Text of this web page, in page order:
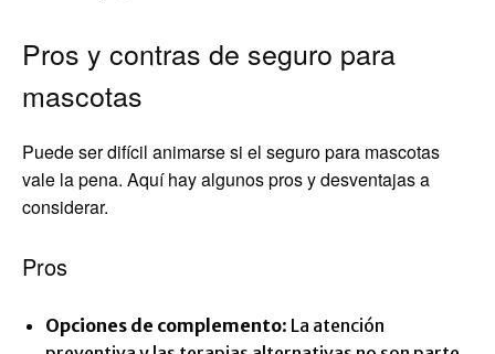
Pros y contras de seguro para
mascotas
Puede ser difícil animarse si el seguro para mascotas
vale la pena. Aquí hay algunos pros y desventajas a
considerar.
Pros
Opciones de complemento: La atención